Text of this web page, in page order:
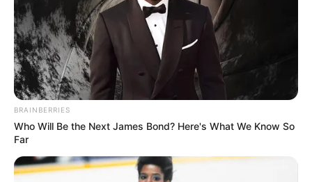
BRAINBERRIES
Who Will Be the Next James Bond? Here's What We Know So
Far